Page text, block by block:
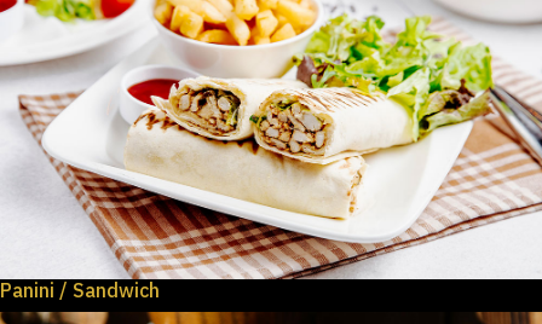
Panini / Sandwich